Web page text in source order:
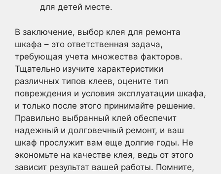
для детей месте.
В заключение, выбор клея для ремонта
шкафа – это ответственная задача,
требующая учета множества факторов.
Тщательно изучите характеристики
различных типов клеев, оцените тип
повреждения и условия эксплуатации шкафа,
и только после этого принимайте решение.
Правильно выбранный клей обеспечит
надежный и долговечный ремонт, и ваш
шкаф прослужит вам еще долгие годы. Не
экономьте на качестве клея, ведь от этого
зависит результат вашей работы. Помните,